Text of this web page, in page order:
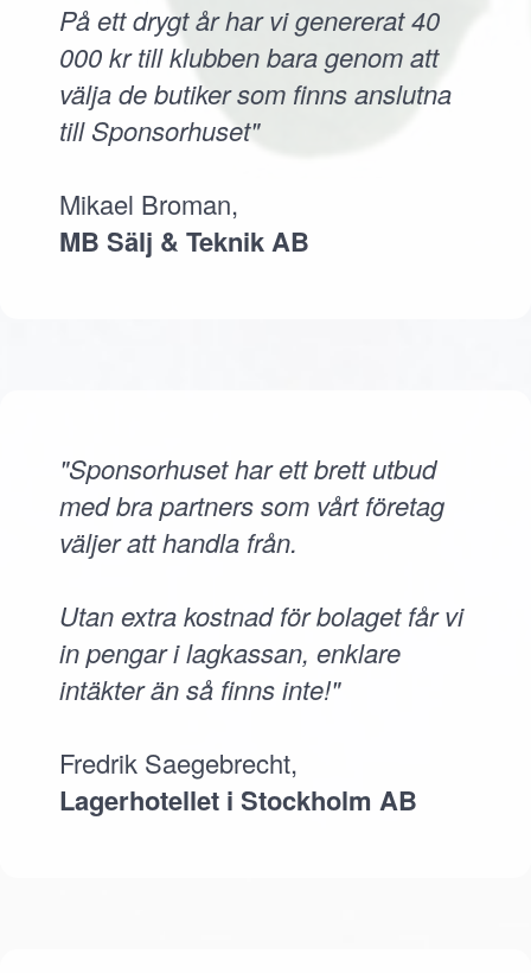
På ett drygt år har vi genererat 40
000 kr till klubben bara genom att
välja de butiker som finns anslutna
till Sponsorhuset"
Mikael Broman,
MB Sälj & Teknik AB
"Sponsorhuset har ett brett utbud
med bra partners som vårt företag
väljer att handla från.
Utan extra kostnad för bolaget får vi
in pengar i lagkassan, enklare
intäkter än så finns inte!"
Fredrik Saegebrecht,
Lagerhotellet i Stockholm AB